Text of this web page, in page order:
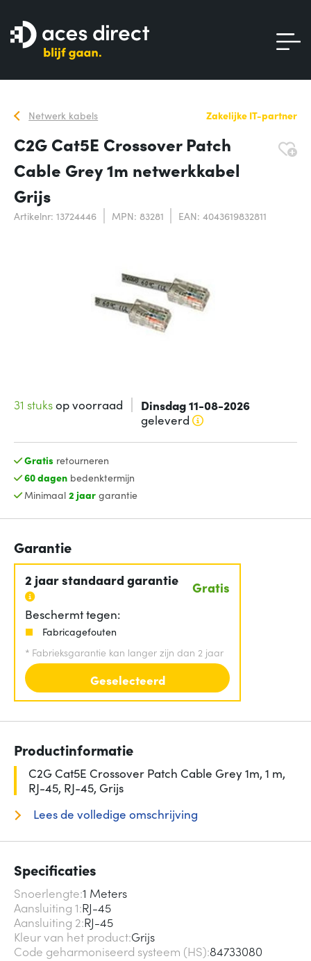
Netwerk kabels Zakelijke IT-partner
C2G Cat5E Crossover Patch
Cable Grey 1m netwerkkabel
Grijs
Artikelnr: 13724446 MPN: 83281 EAN: 4043619832811
31 stuksop voorraad Dinsdag 11-08-2026
geleverd
Gratis retourneren
60 dagenbedenktermijn
Minimaal 2 jaargarantie
Garantie
2 jaar standaard garantie Gratis
Beschermt tegen:
Fabricagefouten
* Fabrieksgarantie kan langer zijn dan 2 jaar
Geselecteerd
Productinformatie
C2G Cat5E Crossover Patch Cable Grey 1m, 1 m,
RJ-45, RJ-45, Grijs
Lees de volledige omschrijving
Specificaties
Snoerlengte 1 Meters
Aansluiting 1 RJ-45
Aansluiting 2 RJ-45
Kleur van het product Grijs
Code geharmoniseerd systeem (HS) 84733080